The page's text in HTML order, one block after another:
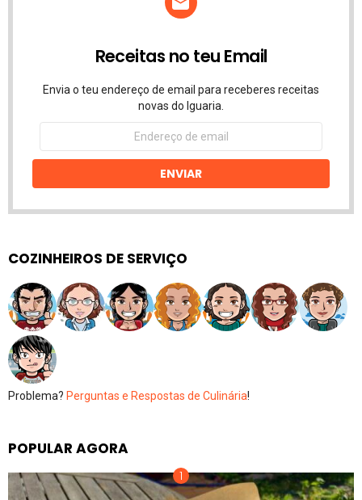
Receitas no teu Email
Envia o teu endereço de email para receberes receitas
novas do Iguaria.
Endereço
email
ENVIAR
COZINHEIROS DE SERVIÇO
Problema? Perguntas e Respostas de Culinária!
POPULAR AGORA